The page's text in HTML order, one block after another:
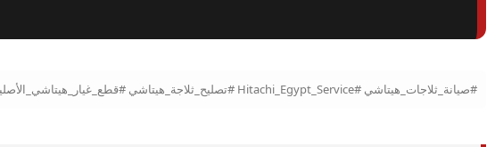
#صيانة_ثلاجات_هيتاشي #Hitachi_Egypt_Service #تصليح_ثلاجة_هيتاشي #قطع_غيار_هيتاشي_الأصلية #موتور_هيتاشي_إنفيرتر #شحن_فريون_أصلي #مركز_صيانة_هيتاشي_مصر